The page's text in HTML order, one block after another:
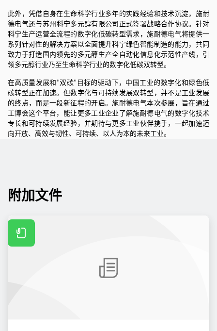
此外，凭借自身在生命科学行业多年的实践经验和技术沉淀， 施耐
德电气还与苏州科宁多元醇有限公司正式签署战略合作协议。针对
科宁生产运营全流程的数字化低碳转型需求，施耐德电气将提供一
系列针对性的解决方案以全面提升科宁绿色智能制造的能力，共同
致力于打造国内领先的多元醇生产全自动化信息化示范性产线 ， 引
领多元醇行业乃至生命科学行业的数字化低碳双转型。
在高质量发展和“双碳”目标的驱动下，中国工业的数字化和绿色低
碳转型正在加速。但数字化与可持续发展双转型，并不是工业发展
的终点，而是一段新征程的开启。施耐德电气本次参展，旨在通过
工博会这个平台，能让更多工业企业了解施耐德电气的数字化技术
专长和可持续发展经验，并期待与更多工业伙伴携手，一起加速迈
向开放、高效与韧性、可持续、以人为本的未来工业。
附加文件